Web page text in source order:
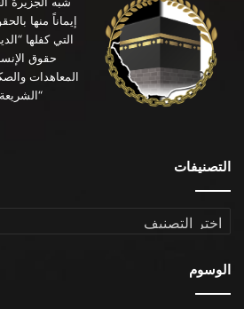
إيماناً منها
التي كفلها
حقوق
المعاهدات
التصنيفات
التصنيفات
الوسوم